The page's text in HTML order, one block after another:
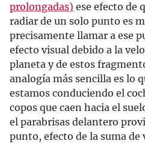
prolongadas) ese efecto de
radiar de un solo punto es
precisamente llamar a ese
efecto visual debido a la
planeta y de estos
analogía más sencilla es lo
estamos conduciendo el
copos que caen hacia el
el parabrisas delantero
punto, efecto de la suma de